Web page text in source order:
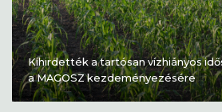
Kihirdették a tartósan vízhiányos
a MAGOSZ kezdeményezésére